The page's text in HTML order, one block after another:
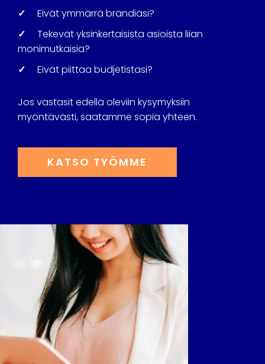
✓
Eivät ymmärrä brändiäsi?
✓
Tekevät yksinkertaisista asioista liian
monimutkaisia?
✓
Eivät piittaa budjetistasi?
Jos vastasit edellä oleviin kysymyksiin
myöntävästi, saatamme sopia yhteen.
KATSO TYÖMME